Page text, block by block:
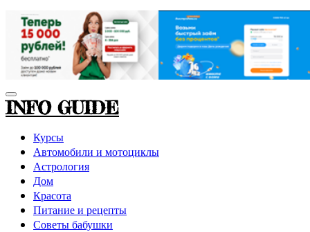
INFO GUIDE
Курсы
Автомобили и мотоциклы
Астрология
Дом
Красота
Питание и рецепты
Советы бабушки